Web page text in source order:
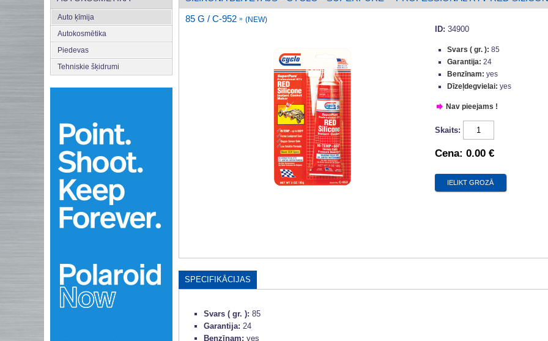
Auto ķīmija
Autokosmētika
Рiedevas
Tehniskie šķidrumi
85 G / C-952 » (NEW)
ID: 34900
Svars ( gr. ): 85
Garantija: 24
Benzīnam: yes
Dīzeļdegvielai: yes
Nav pieejams !
Skaits:
Cena: 0.00 €
SPECIFIKĀCIJAS
Svars ( gr. ): 85
Garantija: 24
Benzīnam: yes